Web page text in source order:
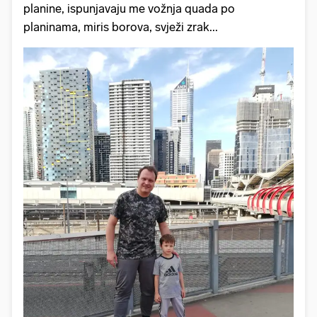
planine, ispunjavaju me vožnja quada po
planinama, miris borova, svježi zrak...